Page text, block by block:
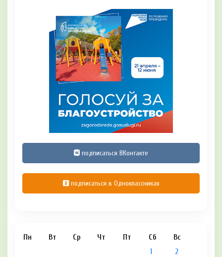
подписаться ВКонтакте
подписаться в Одноклассниках
Пн Вт Ср Чт Пт Сб Вс
1
2